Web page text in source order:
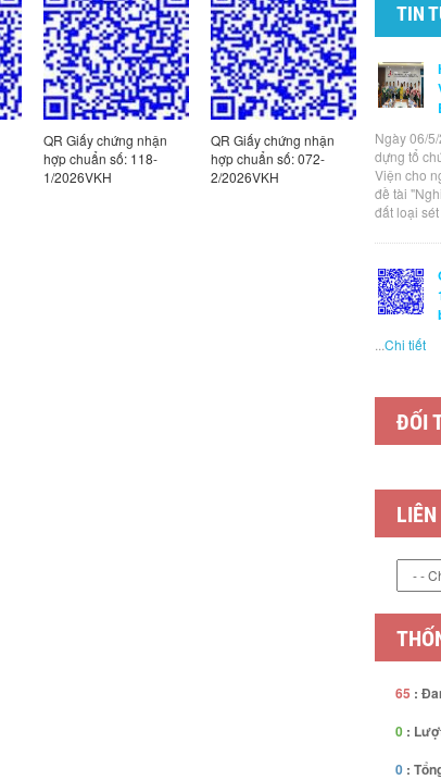
QR Giấy chứng nhận
hợp chuẩn số: 118-
1/2026VKH
QR Giấy chứng nhận
hợp chuẩn số: 072-
2/2026VKH
QR Giấy
hợp
3/
TIN
Ngày 06/
dựng tổ
Viện cho
đề tài
đất loại
...Chi tiết
ĐỐI
65 :
0 :
0 :